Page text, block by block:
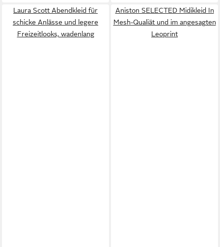
Laura Scott Abendkleid für
schicke Anlässe und legere
Freizeitlooks, wadenlang
Aniston SELECTED Midikleid In
Mesh-Qualiät und im angesagten
Leoprint